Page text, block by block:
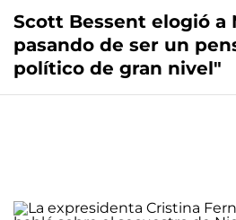
Scott Bessent elogió a
pasando de ser un
político de gran nivel"